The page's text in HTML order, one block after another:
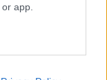
app.